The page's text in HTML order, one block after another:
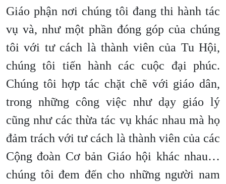
Giáo phận nơi chúng tôi đang thi hành tác
vụ và, như một phần đóng góp của chúng
tôi với tư cách là thành viên của Tu Hội,
chúng tôi tiến hành các cuộc đại phúc.
Chúng tôi hợp tác chặt chẽ với giáo dân,
trong những công việc như dạy giáo lý
cũng như các thừa tác vụ khác nhau mà họ
đảm trách với tư cách là thành viên của các
Cộng đoàn Cơ bản Giáo hội khác nhau…
chúng tôi đem đến cho những người nam